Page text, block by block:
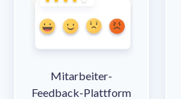
Mitarbeiter-
Feedback-Plattform